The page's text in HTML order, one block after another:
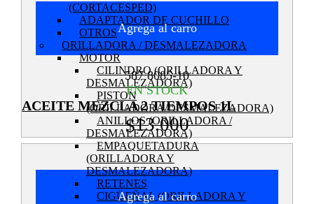
(CORTACESPED)
ADAPTADOR DE CUCHILLO
OTROS
ORILLADORA / DESMALEZADORA
MOTOR
CILINDRO (ORILLADORA Y
DESMALEZADORA)
PISTON
(ORILLADORA/DESMALEZADORA)
ANILLOS (ORILLADORA /
DESMALEZADORA)
EMPAQUETADURA
(ORILLADORA Y
DESMALEZADORA)
RETENES
CIGÜEÑAL (ORILLADORA Y
Agrega al carro
587 8085-10
EN STOCK
ACEITE MEZCLA 2 TIEMPOS 1L
$13.000
Agrega al carro